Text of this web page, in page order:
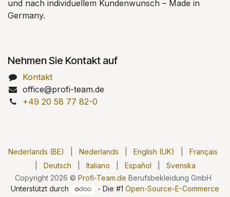
und nach individuellem Kundenwunsch – Made in
Germany.
Nehmen Sie Kontakt auf
Kontakt
office@profi-team.de
+49 20 58 77 82-0
Copyright 2026 © Profi-Team.de Berufsbekleidung GmbH
Nederlands (BE) Nederlands English (UK)
Français
Deutsch Italiano Español Svenska
Unterstützt durch - Die #1Open-Source-E-Commerce